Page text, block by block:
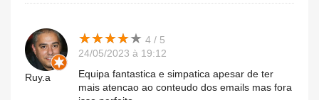
Ruy.a
★★★★★
★★★★★ 4 / 5
24/05/2023 à 19:12
Equipa fantastica e simpatica apesar de ter
mais atencao ao conteudo dos emails mas fora